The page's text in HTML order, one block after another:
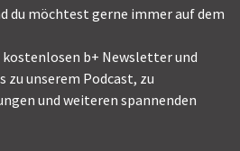
du möchtest gerne immer auf dem
kostenlosen b+ Newsletter und
unserem Podcast, zu
und weiteren spannenden